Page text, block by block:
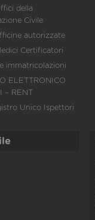
della
Civile
autorizzate
Certificatori
immatricolazioni
ELETTRONICO
– RENT
Unico Ispettori